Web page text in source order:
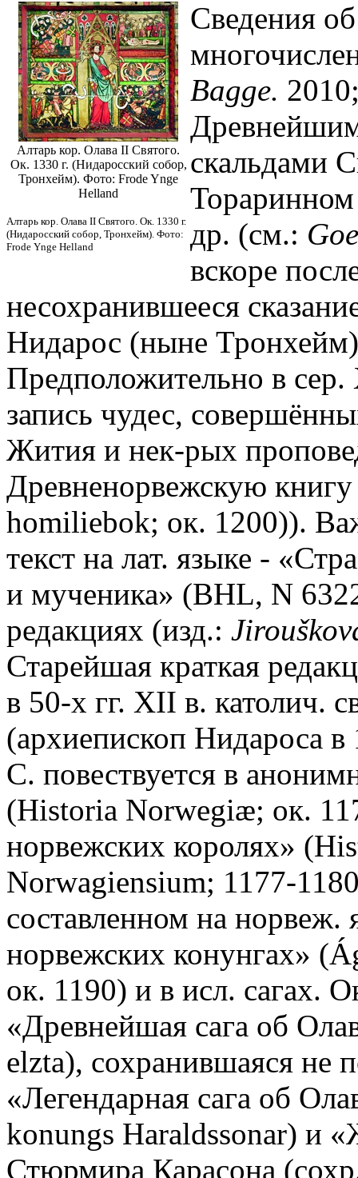
Алтарь кор. Олава II Святого.
Ок. 1330 г. (Нидаросский собор,
Тронхейм). Фото: Frode Ynge
Helland
Алтарь кор. Олава II Святого. Ок. 1330 г.
(Нидаросский собор, Тронхейм). Фото:
Frode Ynge Helland
Сведения
Bagge.
скальдами
др. (см.:
вскоре
несохранившееся
Нидарос (ныне
Предположительно в
запись чудес,
Жития и нек-рых
Древненорвежскую
homiliebok; ок. 1200)).
текст на лат. языке -
и мученика» (BHL, N
редакциях (изд.: Jirouškov
Старейшая краткая
в 50-х гг. XII в. католич.
(архиепископ Нидароса
С. повествуется в
(Historia Norwegiæ; ок.
норвежских королях»
Norwagiensium; 1177-
составленном на норвеж.
норвежских конунгах»
ок. 1190) и в исл. сагах.
«Древнейшая сага об
elzta), сохранившаяся не
«Легендарная сага об
konungs Haraldssonar) и
Стюрмира Карасона